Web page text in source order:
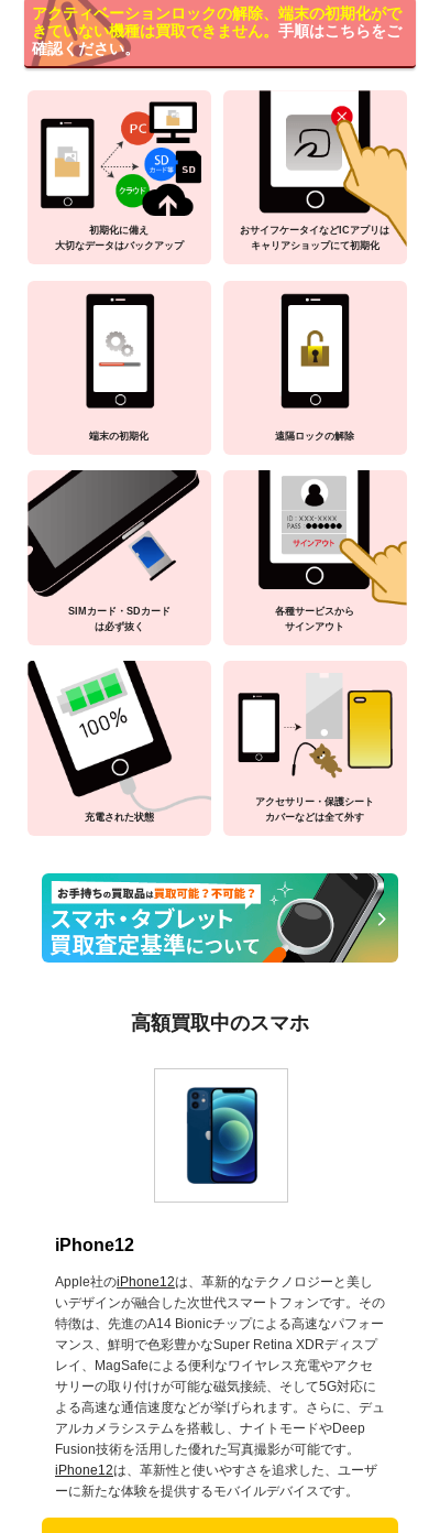
アクティベーションロックの解除、端末の初期化がで
きていない機種は買取できません。 手順はこちらをご
確認ください。
初期化に備え
大切なデータはバックアップ
おサイフケータイなどICアプリは
キャリアショップにて初期化
端末の初期化 遠隔ロックの解除
SIMカード・SDカード
は必ず抜く
各種サービスから
サインアウト
充電された状態
アクセサリー・保護シート
カバーなどは全て外す
高額買取中のスマホ
iPhone12
Apple社のiPhone12は、革新的なテクノロジーと美し
いデザインが融合した次世代スマートフォンです。その
特徴は、先進のA14 Bionicチップによる高速なパフォー
マンス、鮮明で色彩豊かなSuper Retina XDRディスプ
レイ、MagSafeによる便利なワイヤレス充電やアクセ
サリーの取り付けが可能な磁気接続、そして5G対応に
よる高速な通信速度などが挙げられます。さらに、デュ
アルカメラシステムを搭載し、ナイトモードやDeep
Fusion技術を活用した優れた写真撮影が可能です。
iPhone12は、革新性と使いやすさを追求した、ユーザ
ーに新たな体験を提供するモバイルデバイスです。